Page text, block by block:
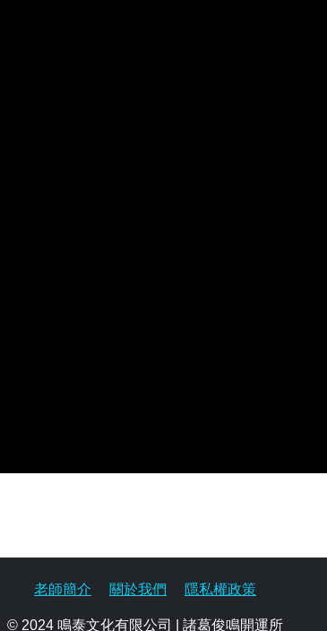
老師簡介 關於我們 隱私權政策
© 2024 鳴泰文化有限公司 | 諸葛俊鳴開運所